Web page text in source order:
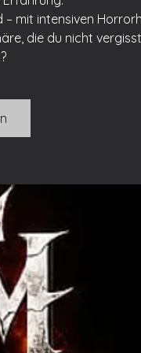
– mit intensiven
die du nicht